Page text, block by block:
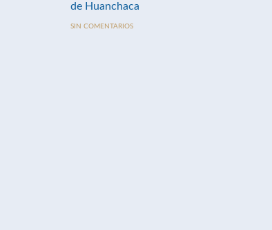
de Huanchaca
SIN COMENTARIOS